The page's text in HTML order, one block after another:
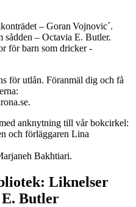
– Goran Vojnovic´.
sådden – Octavia E. Butler.
för barn som dricker -
för utlån. Föranmäl dig och få
anknytning till vår bokcirkel:
och förläggaren Lina
Bakhtiari.
Liknelser
E. Butler